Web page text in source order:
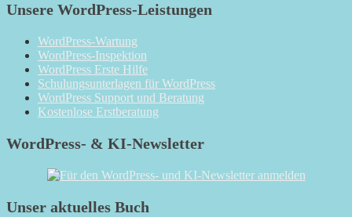
Unsere WordPress-Leistungen
WordPress-Wartung
WordPress-Inspektion
WordPress Erste Hilfe
Schulungsunterlagen für WordPress
WordPress Support und Beratung
Kostenlose Erstberatung
WordPress- & KI-Newsletter
Unser aktuelles Buch